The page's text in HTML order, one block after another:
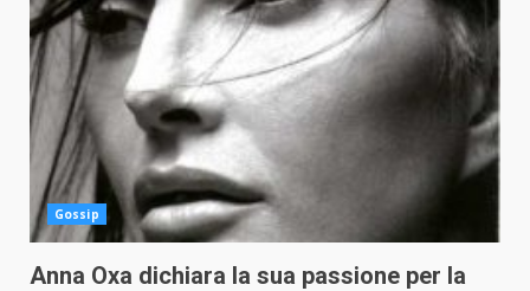
Gossip
Anna Oxa dichiara la sua passione per la